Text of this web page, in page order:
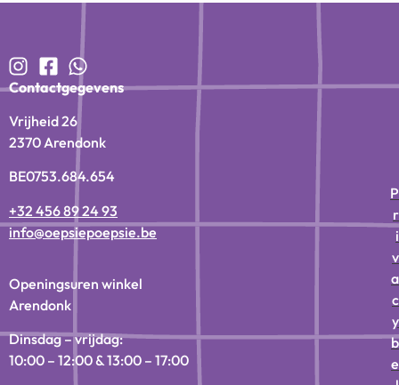
Contactgegevens
Vrijheid 26
2370 Arendonk
BE0753.684.654
+32 456 89 24 93
info@oepsiepoepsie.be
Openingsuren winkel
Arendonk
Dinsdag – vrijdag:
10:00 – 12:00 & 13:00 – 17:00
P
r
i
v
a
c
y
b
e